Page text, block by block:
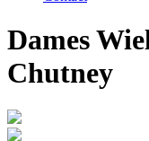
Dames
Chutney